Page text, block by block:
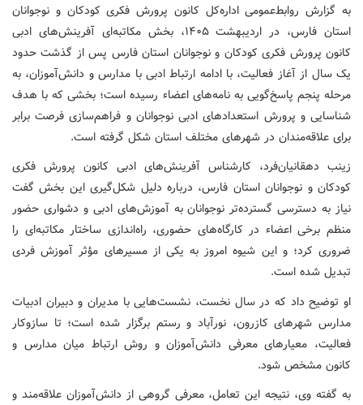
به گزارش روابط‌عمومی اداره‌کل کانون پرورش فکری کودکان و نوجوانان
استان فارس، در اردیبهشت ۱۴۰۵، بخش مکاتبه‌ای آفرینش‌های ادبی
کانون پرورش فکری کودکان و نوجوانان استان فارس پس از گذشت حدود
یک سال از آغاز فعالیت، با ادامه ارتباط ادبی با مدارس و دانش‌آموزان، به
مرحله پنجم پاسخ‌گویی به نامه‌های اعضاء رسیده است؛ بخشی که با هدف
شناسایی و پرورش استعدادهای ادبی نوجوانان و فراهم‌سازی فرصت برابر
برای علاقه‌مندان در شهرهای مختلف استان شکل گرفته است.
زینب دهقانیان‌فرد، کارشناس آفرینش‌های ادبی کانون پرورش فکری
کودکان و نوجوانان استان فارس، درباره دلیل شکل‌گیری این بخش گفت
نیاز به دسترسی گسترده‌تر نوجوانان به آموزش‌های ادبی و دشواری حضور
منظم برخی اعضاء در کارگاه‌های حضوری، راه‌اندازی ساختار مکاتبه‌ای را
ضروری کرد؛ و این شیوه امروز به یکی از مسیرهای مؤثر آموزش فردی
تبدیل شده است.
او توضیح داد که در سال نخست، نشست‌هایی با مدیران و دبیران ادبیات
مدارس شهرهای کازرون، نورآباد و رستم برگزار شده است؛ تا سازوکار
فعالیت، معیارهای معرفی دانش‌آموزان و روش ارتباط میان مدارس و
کانون مشخص شود.
به گفته وی، نتیجه این تعامل، معرفی گروهی از دانش‌آموزان علاقه‌مند و